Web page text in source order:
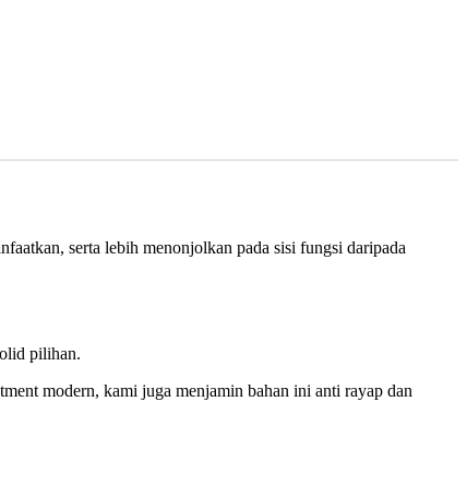
serta lebih menonjolkan pada sisi fungsi daripada
pilihan.
modern, kami juga menjamin bahan ini anti rayap dan